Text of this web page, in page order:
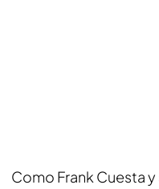
Como Frank Cuesta